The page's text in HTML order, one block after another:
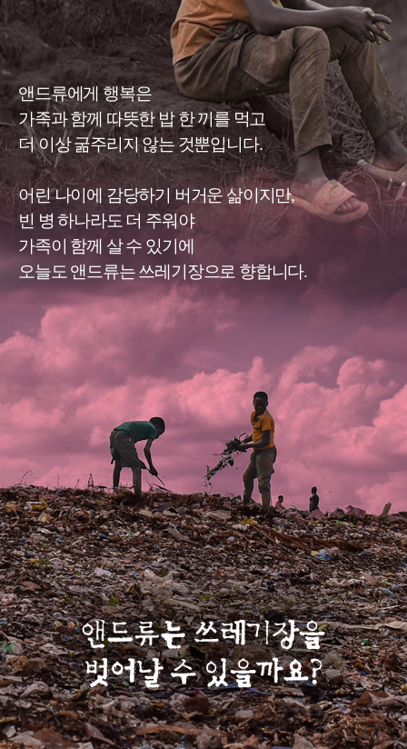
앤드류에게 행복은
가족과 함께 따뜻한 밥 한 끼를 먹고
더 이상 굶주리지 않는 것뿐입니다.
어린 나이에 감당하기 버거운 삶이지만,
빈 병 하나라도 더 주워야
가족이 함께 살 수 있기에
오늘도 앤드류는 쓰레기장으로 향합니다.